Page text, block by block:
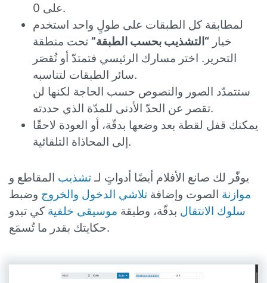
على 0.
لمطابقة كل الطبقات على طولٍ واحد استخدم
خيار “التشذيب بحسب الطبقة” تحت منطقة
التحرير. اختر مسارك الرئيسي فتمتدّ أو تُقصَر
سائر الطبقات لتناسبه.
ستتمدّد الصور والنصوص حسب الحاجة لكنها لن
تقصر عن الحدّ الأدنى للمدّة الذي حددته.
يمكنك قفل لقطة بعد وضعها بدقّة، أو العودة لاحقًا
إلى المحاذاة التلقائية.
يوفّر لك صانع الأفلام أيضًا أدواتٍ لـتشذيب المقاطع و
موازنة الصوت وإضافة تلاشي الدخول والخروج وضبط
سلوك الانتقال بدقّة، وطبقة موسيقى خلفية كي تبدو
حكايتك بقدر ما تُسمَع.